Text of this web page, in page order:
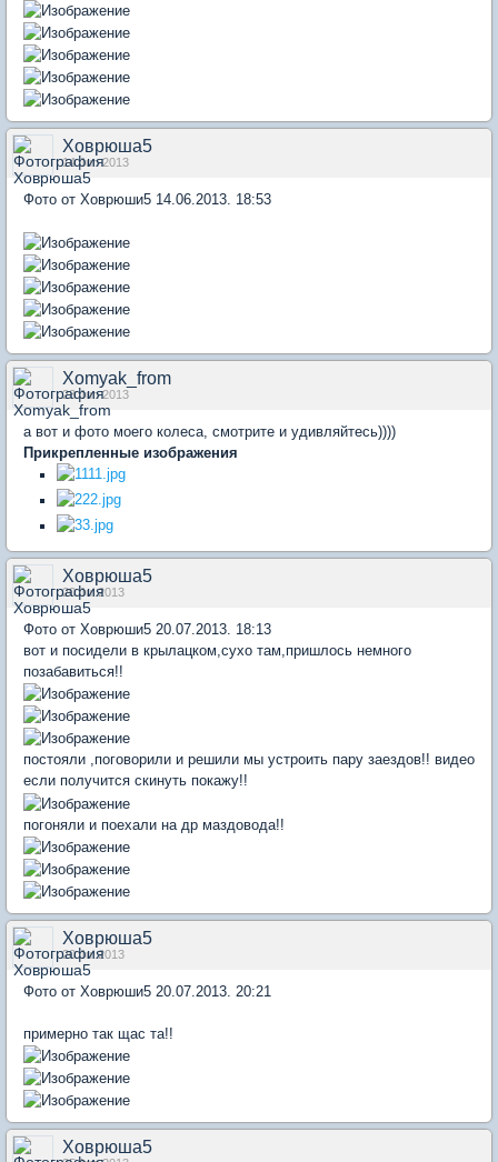
Ховрюша5
14 Jun 2013
Фото от Ховрюши5 14.06.2013. 18:53
Xomyak_from
23 Jun 2013
а вот и фото моего колеса, смотрите и удивляйтесь))))
Прикрепленные изображения
Ховрюша5
20 Jul 2013
Фото от Ховрюши5 20.07.2013. 18:13
вот и посидели в крылацком,сухо там,пришлось немного
позабавиться!!
постояли ,поговорили и решили мы устроить пару заездов!! видео
если получится скинуть покажу!!
погоняли и поехали на др маздовода!!
Ховрюша5
20 Jul 2013
Фото от Ховрюши5 20.07.2013. 20:21
примерно так щас та!!
Ховрюша5